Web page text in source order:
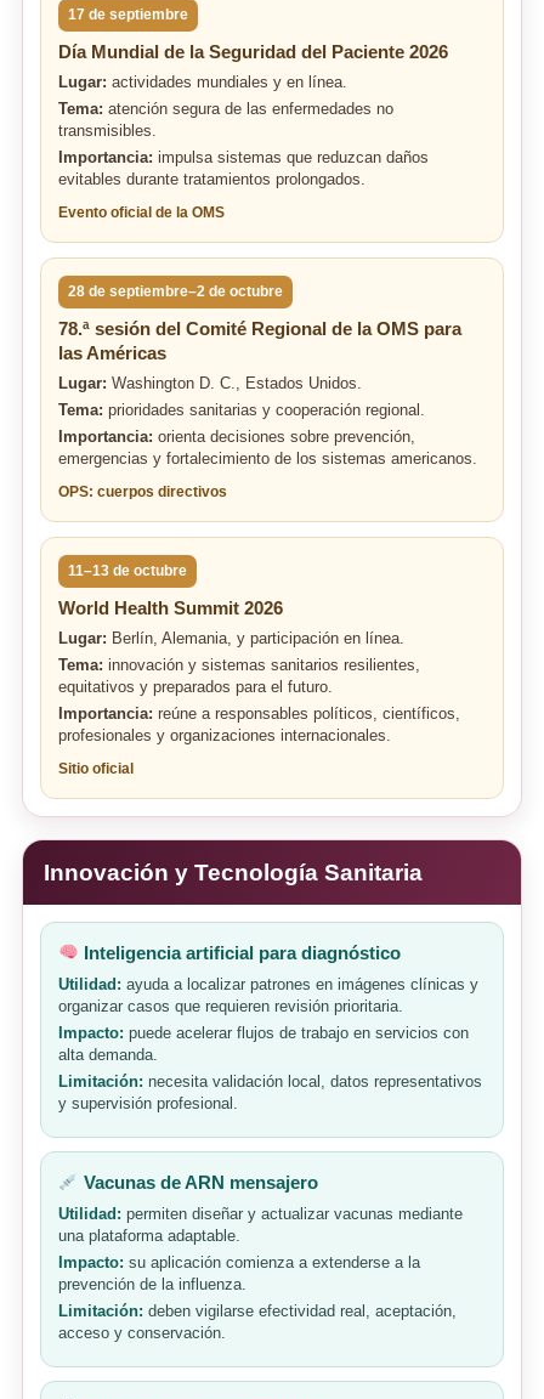
17 de septiembre
Día Mundial de la Seguridad del Paciente 2026
Lugar: actividades mundiales y en línea.
Tema: atención segura de las enfermedades no
transmisibles.
Importancia: impulsa sistemas que reduzcan daños
evitables durante tratamientos prolongados.
Evento oficial de la OMS
28 de septiembre–2 de octubre
78.ª sesión del Comité Regional de la OMS para
las Américas
Lugar: Washington D. C., Estados Unidos.
Tema: prioridades sanitarias y cooperación regional.
Importancia: orienta decisiones sobre prevención,
emergencias y fortalecimiento de los sistemas americanos.
OPS: cuerpos directivos
11–13 de octubre
World Health Summit 2026
Lugar: Berlín, Alemania, y participación en línea.
Tema: innovación y sistemas sanitarios resilientes,
equitativos y preparados para el futuro.
Importancia: reúne a responsables políticos, científicos,
profesionales y organizaciones internacionales.
Sitio oficial
Innovación y Tecnología Sanitaria
Inteligencia artificial para diagnóstico
Utilidad: ayuda a localizar patrones en imágenes clínicas y
organizar casos que requieren revisión prioritaria.
Impacto: puede acelerar flujos de trabajo en servicios con
alta demanda.
Limitación: necesita validación local, datos representativos
y supervisión profesional.
Vacunas de ARN mensajero
Utilidad: permiten diseñar y actualizar vacunas mediante
una plataforma adaptable.
Impacto: su aplicación comienza a extenderse a la
prevención de la influenza.
Limitación: deben vigilarse efectividad real, aceptación,
acceso y conservación.